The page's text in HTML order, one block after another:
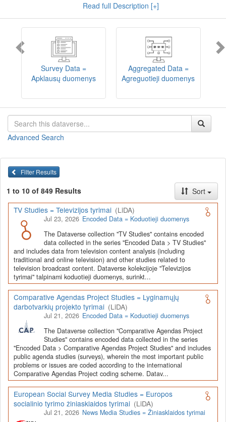
implemented). LiDA curates different types of resources and they
are published into catalogues according to the type:Survey Data,
Interview Data,Aggregated Data
(including Historical Statistics),
, andEncoded Data
(including News Media Studies).
Also, LiDA holds collections of data produced in large national
projets (
Large Project Data
) as well as social sciences and
humanities data deposited by Lithuanian science and higher
education institutions and Lithuanian governmental institutions
Depositors interested in deposit of their data into the LiDA
Lietuvos humanitarinių ir socialinių mokslų duomenų
infrastruktūra, suteikianti prieigą prie daugiau nei 600 duomenų ir
tyrimų išteklių. Visi duomenų ir tyrimų ištekliai yra dokumentuoti
lietuvių ir anglų kalbomis pagal tarptautinius standartus. LiDA
įsikūręsKauno technologijos universiteto Duomenų analizės
ir archyvavimo (DAtA) centre( data.ktu.edu
Prieigai prie išteklių naudojama ši
visi ištekliai prieinami, nes 2020-2029 m. vykdomas perkėlimo iš
senosios infrastruktūros projektas). LiDA kuruoja įvairių tipų
išteklius ir jie publikuojami atskiruose kataloguose pagal tipą:
Apklausų duomenys ,Interviu duomenys,Agreguotieji duomenys
(įskaitant Istorinę statistiką),Tekstiniai duomenys
duomenys(įskaitant Žiniasklaidos tyrimus). Taip pat LiDA
talpinami didelių nacionalinių projektų duomenys (Didelių projektų
duomenys) ir Lietuvos aukštojo mokslo ir studijų bei Lietuvos
valstybės institucijų deponuoti socialinių ir humanitarinių mokslų
duomenų rinkiniai (Kitų institucijų duomenys). Norintiemsišmokti
šia talpykla, surasti ir parsisiųsti duomenis, siūlome
susipažinti suLiDA Dataverse talpyklos naudotojo vadovu.
Depozitoriai, kurie norėtų deponuoti savo duomenis į LiDA
Dataverse talpyklą, turėtų susipažinti su informacija
puslapyje.
Read full Description [+]
Survey Data =
Apklausų duomenys
Aggregated Data =
Agreguotieji duomenys
Advanced Search
Filter Results
1 to 10 of 849 Results
Sort
TV Studies = Televizijos tyrimai (LiDA)
Jul 23, 2026 Encoded Data = Koduotieji duomenys
The Dataverse collection "TV Studies" contains encoded
data collected in the series "Encoded Data > TV Studies"
and includes data from television content analysis (including
traditional and online television) and other studies related to
television broadcast content. Dataverse kolekcijoje "Televizijos
tyrimai" talpinami koduotieji duomenys, surinkt...
Comparative Agendas Project Studies = Lyginamųjų
darbotvarkių projekto tyrimai (LiDA)
Jul 21, 2026 Encoded Data = Koduotieji duomenys
The Dataverse collection "Comparative Agendas Project
Studies" contains encoded data collected in the series
"Encoded Data > Comparative Agendas Project Studies" and includes
public agenda studies (surveys), wherein the most important public
problems or issues are coded according to the international
Comparative Agendas Project coding scheme. Datav...
European Social Survey Media Studies = Europos
socialinio tyrimo žiniasklaidos tyrimai (LiDA)
Jul 21, 2026 News Media Studies = Žiniasklaidos tyrimai